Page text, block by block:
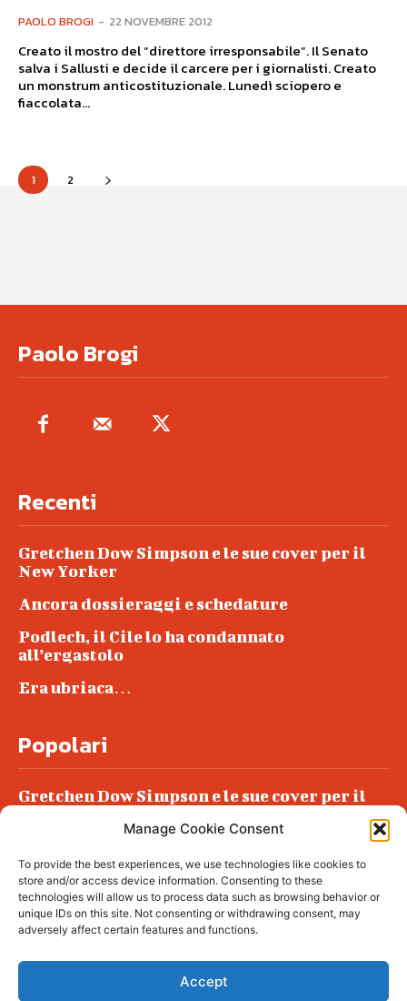
Manage Cookie Consent
To provide the best experiences, we use technologies like cookies to
store and/or access device information. Consenting to these
technologies will allow us to process data such as browsing behavior or
unique IDs on this site. Not consenting or withdrawing consent, may
adversely affect certain features and functions.
Accept
PAOLO BROGI - 22 NOVEMBRE 2012
Creato il mostro del “direttore irresponsabile”. Il Senato
salva i Sallusti e decide il carcere per i giornalisti. Creato
un monstrum anticostituzionale. Lunedì sciopero e
fiaccolata...
1 2
Paolo Brogi
Recenti
Gretchen Dow Simpson e le sue cover per il
New Yorker
Ancora dossieraggi e schedature
Podlech, il Cile lo ha condannato
all’ergastolo
Era ubriaca…
Popolari
Gretchen Dow Simpson e le sue cover per il
Podlech, il Cile lo ha condannato
all’ergastolo
Era ubriaca…